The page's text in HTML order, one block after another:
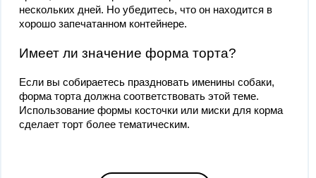
нескольких дней. Но убедитесь, что он находится в
хорошо запечатанном контейнере.
Имеет ли значение форма торта?
Если вы собираетесь праздновать именины собаки,
форма торта должна соответствовать этой теме.
Использование формы косточки или миски для корма
сделает торт более тематическим.